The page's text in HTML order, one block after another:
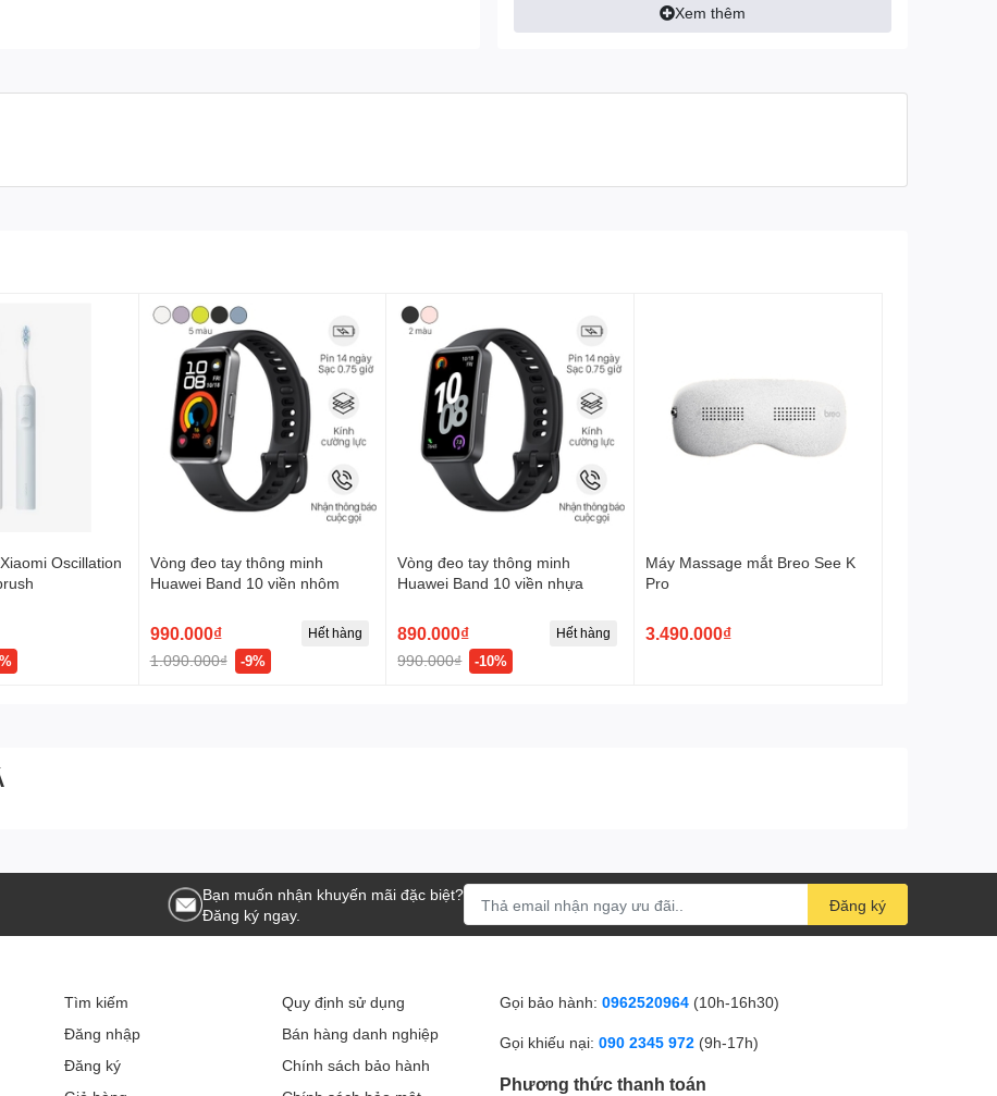
Làm
Bảo hành
Xem thêm
Oscillation
Vòng đeo tay thông minh
Huawei Band 10 viền nhôm
990.000₫
1.090.000₫ -9%
Hết hàng
Vòng đeo tay thông minh
Huawei Band 10 viền nhựa
890.000₫
990.000₫ -10%
Hết hàng
Máy Massage mắt Breo See K
Pro
3.490.000₫
Bạn muốn nhận khuyến mãi đặc biệt?
Đăng ký ngay.
Đăng ký
Tìm kiếm
Đăng nhập
Đăng ký
Quy định sử dụng
Bán hàng danh nghiệp
Chính sách bảo hành
Gọi bảo hành: 0962520964 (10h-16h30)
Gọi khiếu nại: 090 2345 972 (9h-17h)
Phương thức thanh toán